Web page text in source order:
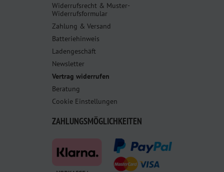
Widerrufsrecht & Muster-
Widerrufsformular
Zahlung & Versand
Batteriehinweis
Ladengeschäft
Newsletter
Vertrag widerrufen
Beratung
Cookie Einstellungen
ZAHLUNGSMÖGLICHKEITEN